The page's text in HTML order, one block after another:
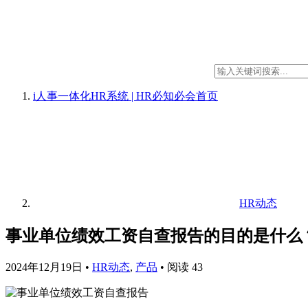
i人事一体化HR系统 | HR必知必会首页
HR动态
事业单位绩效工资自查报告的目的是什么
2024年12月19日 • HR动态, 产品 • 阅读 43